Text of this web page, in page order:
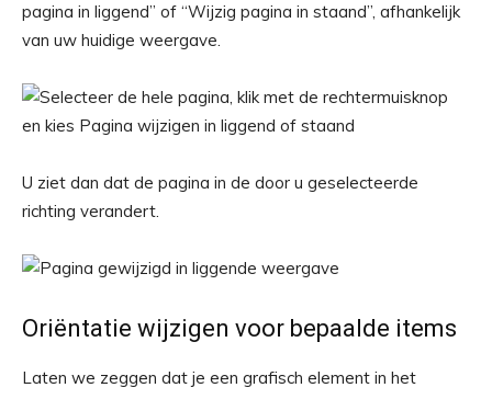
pagina in liggend” of “Wijzig pagina in staand”, afhankelijk
van uw huidige weergave.
U ziet dan dat de pagina in de door u geselecteerde
richting verandert.
Oriëntatie wijzigen voor bepaalde items
Laten we zeggen dat je een grafisch element in het